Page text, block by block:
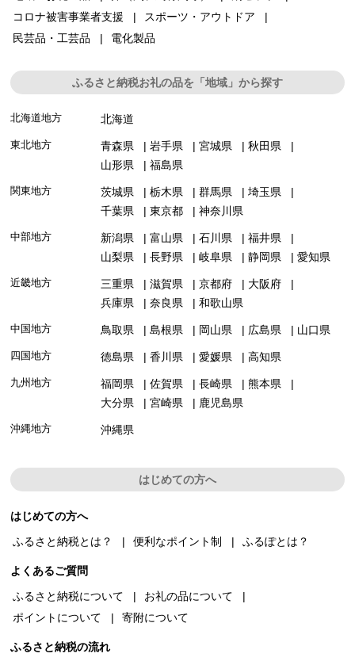
コロナ被害事業者支援
スポーツ・アウトドア
民芸品・工芸品
電化製品
ふるさと納税お礼の品を「地域」から探す
北海道地方 北海道
東北地方 青森県 岩手県 宮城県
秋田県
山形県
福島県
関東地方 茨城県 栃木県 群馬県
埼玉県
千葉県
東京都 神奈川県
中部地方 新潟県 富山県 石川県
福井県
山梨県
長野県 岐阜県 静岡県 愛知県
近畿地方 三重県 滋賀県 京都府
大阪府
兵庫県
奈良県 和歌山県
中国地方 鳥取県 島根県 岡山県 広島県 山口県
四国地方 徳島県 香川県 愛媛県 高知県
九州地方 福岡県 佐賀県 長崎県
熊本県
大分県
宮崎県 鹿児島県
沖縄地方 沖縄県
はじめての方へ
はじめての方へ
ふるさと納税とは？
便利なポイント制 ふるぽとは？
よくあるご質問
ふるさと納税について
お礼の品について
ポイントについて
寄附について
ふるさと納税の流れ